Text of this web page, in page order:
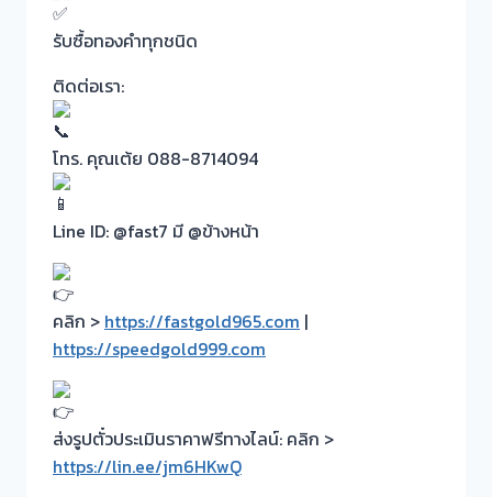
รับซื้อทองคำทุกชนิด
ติดต่อเรา:
โทร. คุณเต้ย 088-8714094
Line ID: @fast7 มี @ข้างหน้า
คลิก > https://fastgold965.com |
https://speedgold999.com
ส่งรูปตั๋วประเมินราคาฟรีทางไลน์: คลิก >
https://lin.ee/jm6HKwQ